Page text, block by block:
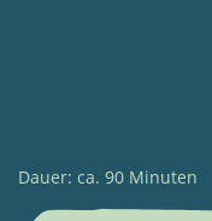
Dauer: ca. 90 Minuten